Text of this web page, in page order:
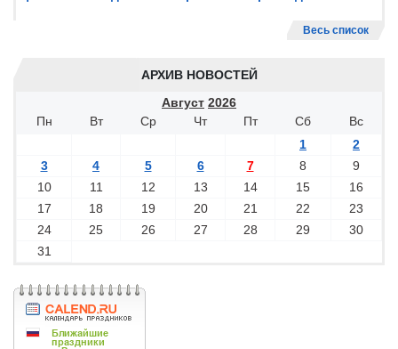
Весь список
АРХИВ НОВОСТЕЙ
Август 2026
Пн
Вт Ср Чт Пт Сб
Вс
1
2
3
4 5 6 7 8
9
10
11 12 13 14 15
16
17
18 19 20 21 22
23
24
25 26 27 28 29
30
31